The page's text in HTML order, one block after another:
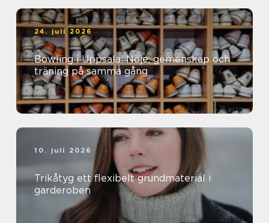
24. juli 2026
Bowling i Uppsala: Nöje, gemenskap och
träning på samma gång
10. juli 2026
Trikåtyg ett flexibelt grundmaterial i
garderoben